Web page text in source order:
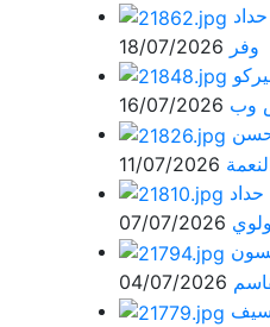
وفر 18/07/2026
وب 16/07/2026
حسن
11/07/2026
ولوي 07/07/2026
04/07/2026
سيف